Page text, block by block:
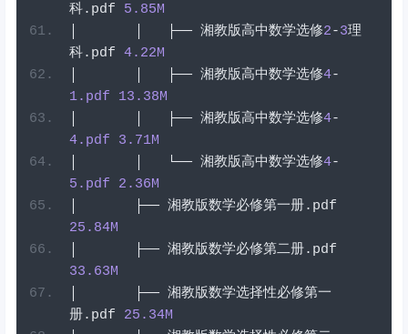
科. pdf 5.85M
├── 湘教版高中数学选修2-3理
科. pdf 4.22M
├── 湘教版高中数学选修4-
1.pdf 13.38M
├── 湘教版高中数学选修4-
4.pdf 3.71M
└── 湘教版高中数学选修4-
5 .pdf 2.36M
├── 湘教版数学必修第一册. pdf
25.84M
├── 湘教版数学必修第二册. pdf
33.63M
├── 湘教版数学选择性必修第一
册. pdf 25.34M